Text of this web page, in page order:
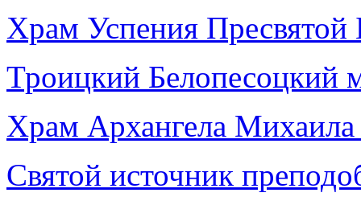
Храм Успения
Троицкий Белопесоцкий
Храм Архангела Михаила
Святой источник